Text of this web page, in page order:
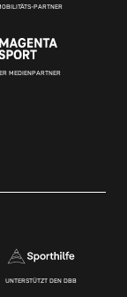
PARTNER
MEDIENPARTNER
UNTERSTÜTZT DEN DBB